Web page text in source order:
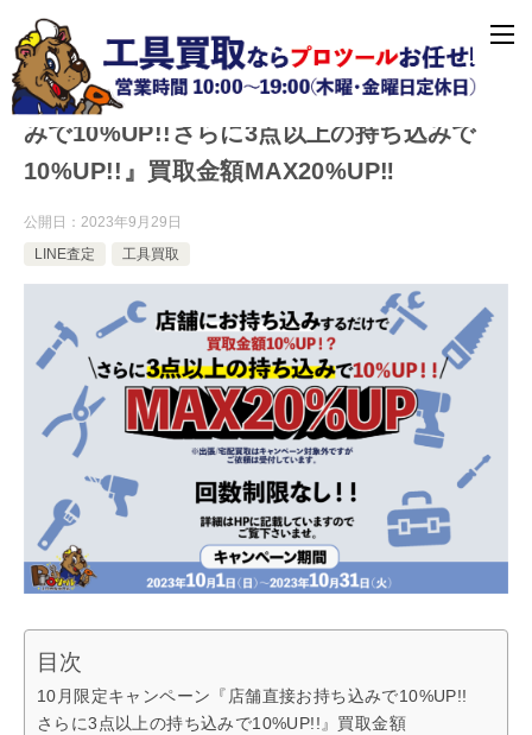
10月限定キャンペーン『店舗直接お持ち込
みで10%UP!!さらに3点以上の持ち込みで
10%UP!!』買取金額MAX20%UP‼︎
公開日： 2023年9月29日
LINE査定
工具買取
目次
10月限定キャンペーン『店舗直接お持ち込みで10%UP!!
さらに3点以上の持ち込みで10%UP!!』買取金額